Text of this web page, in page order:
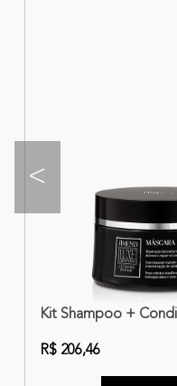
<
+ Reconstrutor Capilar
Kit Shampoo +
R$ 206,46